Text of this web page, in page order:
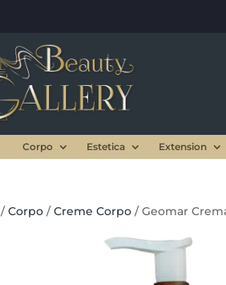
Corpo Estetica Extension
/Corpo /Creme Corpo / Geomar